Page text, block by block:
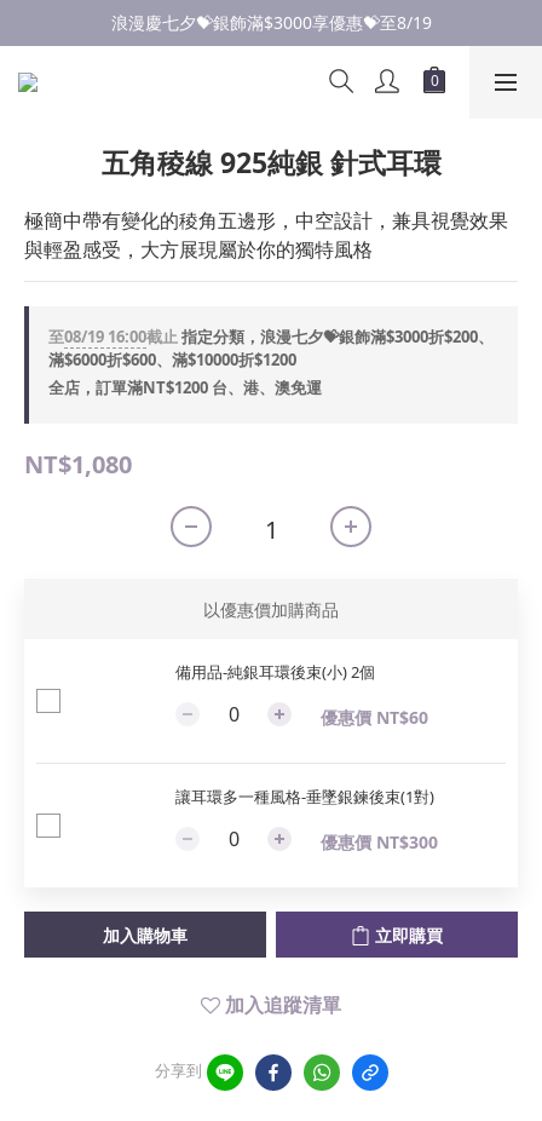
點此加入LINE✅好友領取首購優惠券
浪漫慶七夕💝銀飾滿$3000享優惠💝至8/19
點此加入LINE✅好友領取首購優惠券
五角稜線 925純銀 針式耳環
極簡中帶有變化的稜角五邊形，中空設計，兼具視覺效果
與輕盈感受，大方展現屬於你的獨特風格
至08/19 16:00截止指定分類，浪漫七夕💝銀飾滿$3000折$200、
滿$6000折$600、滿$10000折$1200
全店，訂單滿NT$1200 台、港、澳免運
NT$1,080
以優惠價加購商品
備用品-純銀耳環後束(小) 2個
優惠價 NT$60
讓耳環多一種風格-垂墜銀鍊後束(1對)
優惠價 NT$300
加入購物車 立即購買
加入追蹤清單
分享到